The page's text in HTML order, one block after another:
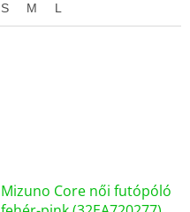
véráramlást.
S M L
Mizuno Core női futópóló